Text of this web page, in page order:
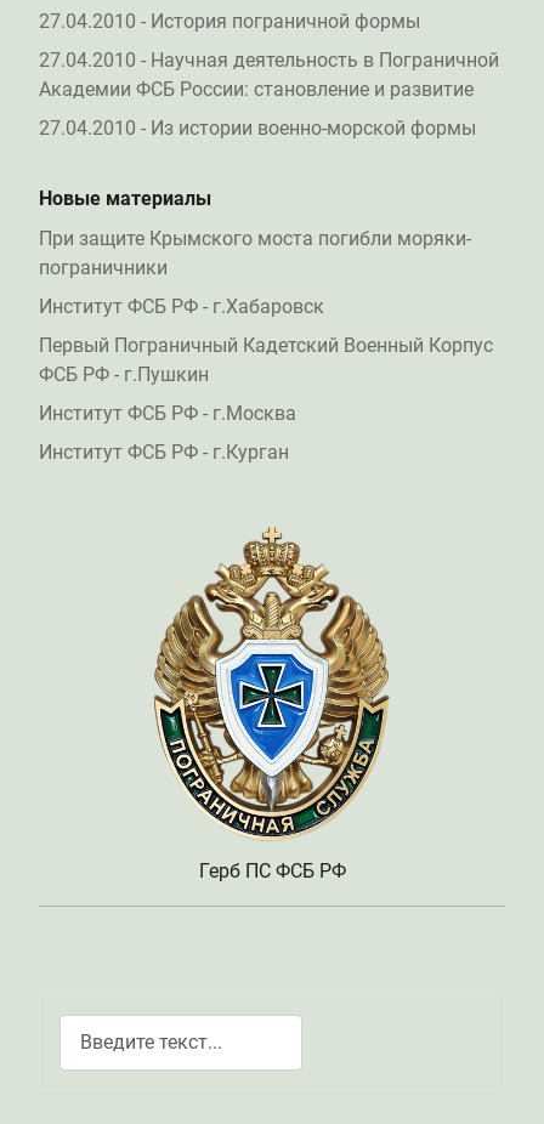
27.04.2010 - История пограничной формы
27.04.2010 - Научная деятельность в Пограничной
Академии ФСБ России: становление и развитие
27.04.2010 - Из истории военно-морской формы
Новые материалы
При защите Крымского моста погибли моряки-
пограничники
Институт ФСБ РФ - г.Хабаровск
Первый Пограничный Кадетский Военный Корпус
ФСБ РФ - г.Пушкин
Институт ФСБ РФ - г.Москва
Институт ФСБ РФ - г.Курган
Герб ПС ФСБ РФ